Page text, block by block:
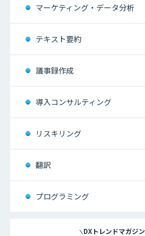
マーケティング・データ分析
テキスト要約
議事録作成
導入コンサルティング
リスキリング
翻訳
プログラミング
DXトレンドマガジン